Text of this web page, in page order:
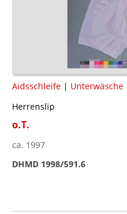
Aidsschleife | Unterwäsche
Herrenslip
o.T.
ca. 1997
DHMD 1998/591.6